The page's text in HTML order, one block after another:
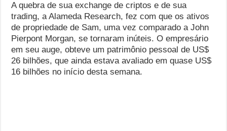
A quebra de sua exchange de criptos e de sua
trading, a Alameda Research, fez com que os ativos
de propriedade de Sam, uma vez comparado a John
Pierpont Morgan, se tornaram inúteis. O empresário
em seu auge, obteve um patrimônio pessoal de US$
26 bilhões, que ainda estava avaliado em quase US$
16 bilhões no início desta semana.